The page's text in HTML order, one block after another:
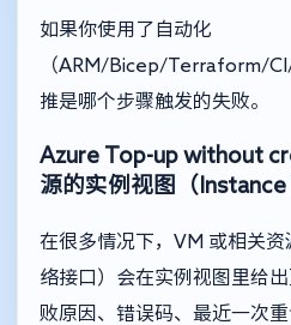
如果你使用了自动化
（ARM/Bicep/Terraform/
推是哪个步骤触发的失败。
Azure Top-up without
源的实例视图（
在很多情况下，VM 或相关
络接口）会在实例视图里给
败原因、错误码、最近一次